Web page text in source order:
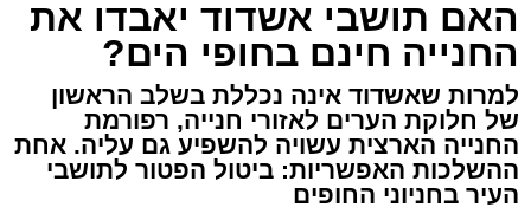
מזח אשדוד חן כליפה לוי
לאחר שאתר 'אשדוד נט' פרסם כי המזח הצפוני
במרינה אשדוד עדיין סגור לציבור, למרות שחלפה
יותר משנה מאז ההודעה הרשמית על סיום
העבודות, מסתמן כי הפרויקט מתקרב סוף סוף
לקו הסיום.
האם תושבי אשדוד יאבדו את
החנייה חינם בחופי הים?
למרות שאשדוד אינה נכללת בשלב הראשון
של חלוקת הערים לאזורי חנייה, רפורמת
החנייה הארצית עשויה להשפיע גם עליה. אחת
ההשלכות האפשריות: ביטול הפטור לתושבי
העיר בחניוני החופים